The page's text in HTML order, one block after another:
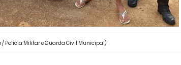
/ Polícia Militar e Guarda Civil Municipal)